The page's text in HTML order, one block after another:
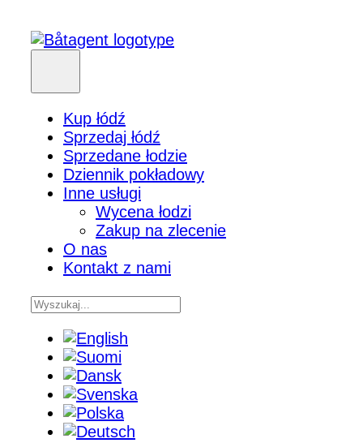
Kup łódź
Sprzedaj łódź
Sprzedane łodzie
Dziennik pokładowy
Inne usługi
Wycena łodzi
Zakup na zlecenie
O nas
Kontakt z nami